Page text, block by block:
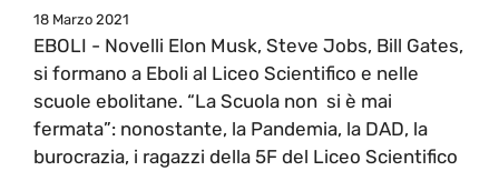
18 Marzo 2021
EBOLI - Novelli Elon Musk, Steve Jobs, Bill Gates,
si formano a Eboli al Liceo Scientifico e nelle
scuole ebolitane. “La Scuola non si è mai
fermata”: nonostante, la Pandemia, la DAD, la
burocrazia, i ragazzi della 5F del Liceo Scientifico